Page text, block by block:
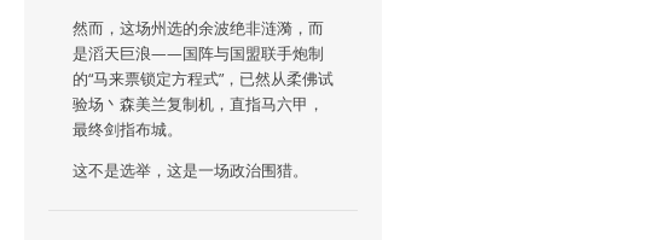
然而，这场州选的余波绝非涟漪，而
是滔天巨浪——国阵与国盟联手炮制
的“马来票锁定方程式”，已然从柔佛试
验场丶森美兰复制机，直指马六甲，
最终剑指布城。
这不是选举，这是一场政治围猎。